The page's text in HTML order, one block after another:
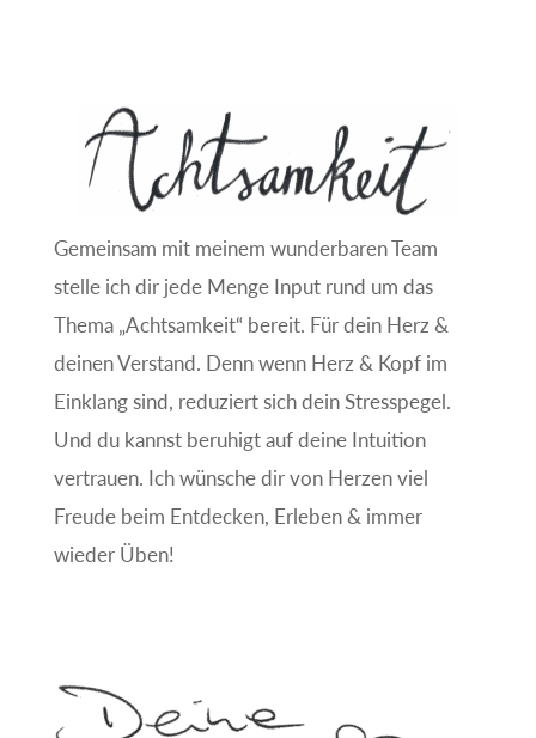
Gemeinsam mit meinem wunderbaren Team
stelle ich dir jede Menge Input rund um das
Thema „Achtsamkeit“ bereit. Für dein Herz &
deinen Verstand. Denn wenn Herz & Kopf im
Einklang sind, reduziert sich dein Stresspegel.
Und du kannst beruhigt auf deine Intuition
vertrauen. Ich wünsche dir von Herzen viel
Freude beim Entdecken, Erleben & immer
wieder Üben!